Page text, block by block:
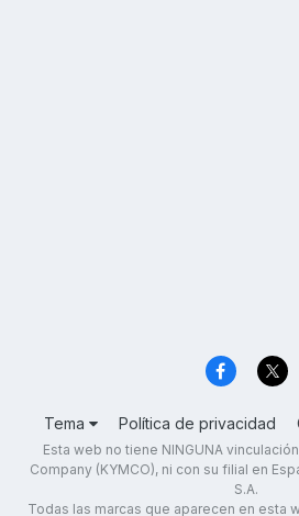
Tema Política de privacidad
Esta web no tiene NINGUNA
Company (KYMCO), ni con su filial en
S.A.
Todas las marcas que aparecen en esta